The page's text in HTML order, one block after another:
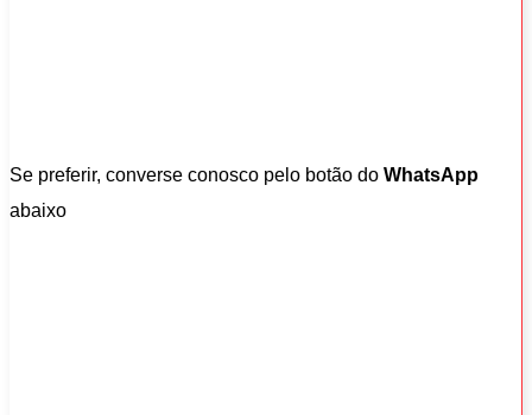
Se preferir, converse conosco pelo botão do WhatsApp
abaixo